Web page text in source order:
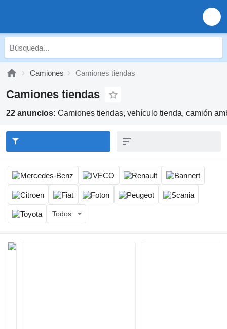
Camiones Camiones tiendas
Camiones tiendas
22 anuncios: Camiones tiendas, vehículo tienda, camión
Todos